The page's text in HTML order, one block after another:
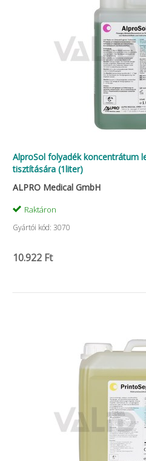
AlproSol folyadék koncentrátum
tisztítására (1liter)
ALPRO Medical GmbH
Raktáron
Gyártói kód: 3070
10.922 Ft